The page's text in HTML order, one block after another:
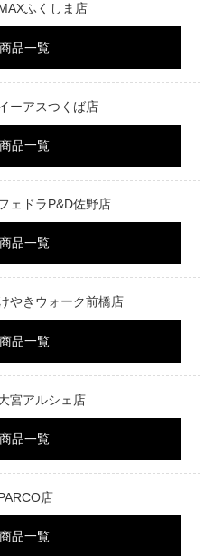
ふくしま店
品一覧
ーアスつくば店
品一覧
ェドラP&D佐野店
品一覧
やきウォーク前橋店
品一覧
宮アルシェ店
品一覧
店
品一覧